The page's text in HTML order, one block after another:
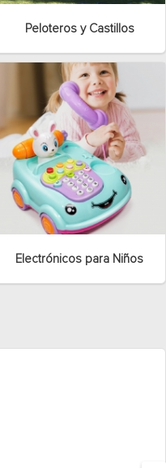
Peloteros y Castillos
Electrónicos para Niños